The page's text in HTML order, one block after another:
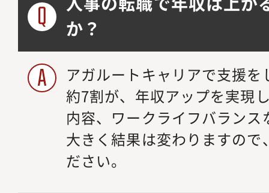
か？
アガルートキャリアで支援
約7割が、年収アップを実現
内容、ワークライフバラン
大きく結果は変わりますの
ださい。